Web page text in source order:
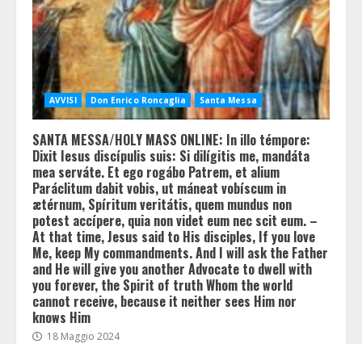
AVVISI Don Enrico Roncaglia Santa Messa
SANTA MESSA/HOLY MASS ONLINE: In illo témpore:
Dixit Iesus discípulis suis: Si dilígitis me, mandáta
mea serváte. Et ego rogábo Patrem, et alium
Paráclitum dabit vobis, ut máneat vobíscum in
ætérnum, Spíritum veritátis, quem mundus non
potest accípere, quia non videt eum nec scit eum. –
At that time, Jesus said to His disciples, If you love
Me, keep My commandments. And I will ask the Father
and He will give you another Advocate to dwell with
you forever, the Spirit of truth Whom the world
cannot receive, because it neither sees Him nor
knows Him
18 Maggio 2024